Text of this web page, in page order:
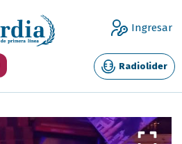
Ingresar
Radiolider